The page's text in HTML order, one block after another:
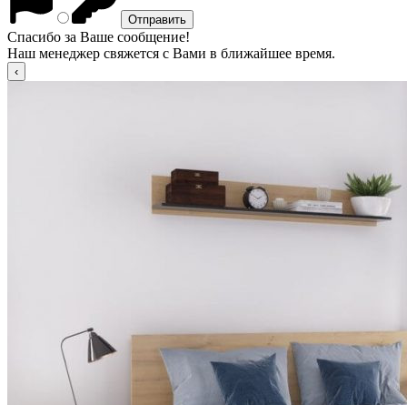
Спасибо за Ваше сообщение!
Наш менеджер свяжется с Вами в ближайшее время.